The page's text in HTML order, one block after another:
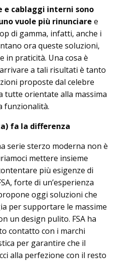
e cablaggi interni sono
vuole più rinunciare e
di gamma, infatti, anche i
ora queste soluzioni,
in praticità. Una cosa è
a tali risultati è tanto
proposte dal celebre
tutte orientate alla massima
funzionalità.
fa la differenza
serie sterzo moderna non è
mettere insieme
più esigenze di
forte di un’esperienza
oggi soluzioni che
per supportare le massime
un design pulito. FSA ha
contatto con i marchi
per garantire che il
alla perfezione con il resto